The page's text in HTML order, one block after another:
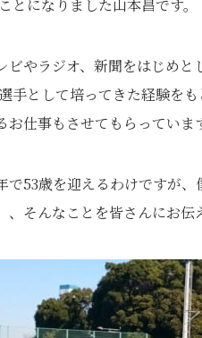
になりました山本昌です。
やラジオ、新聞をはじめ
手として培ってきた経験を
仕事もさせてもらっていま
53歳を迎えるわけですが
そんなことを皆さんにお伝